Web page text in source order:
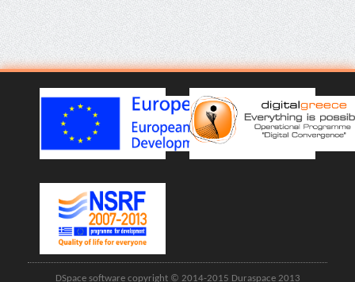
DSpace software copyright © 2014-2015 Duraspace 2013